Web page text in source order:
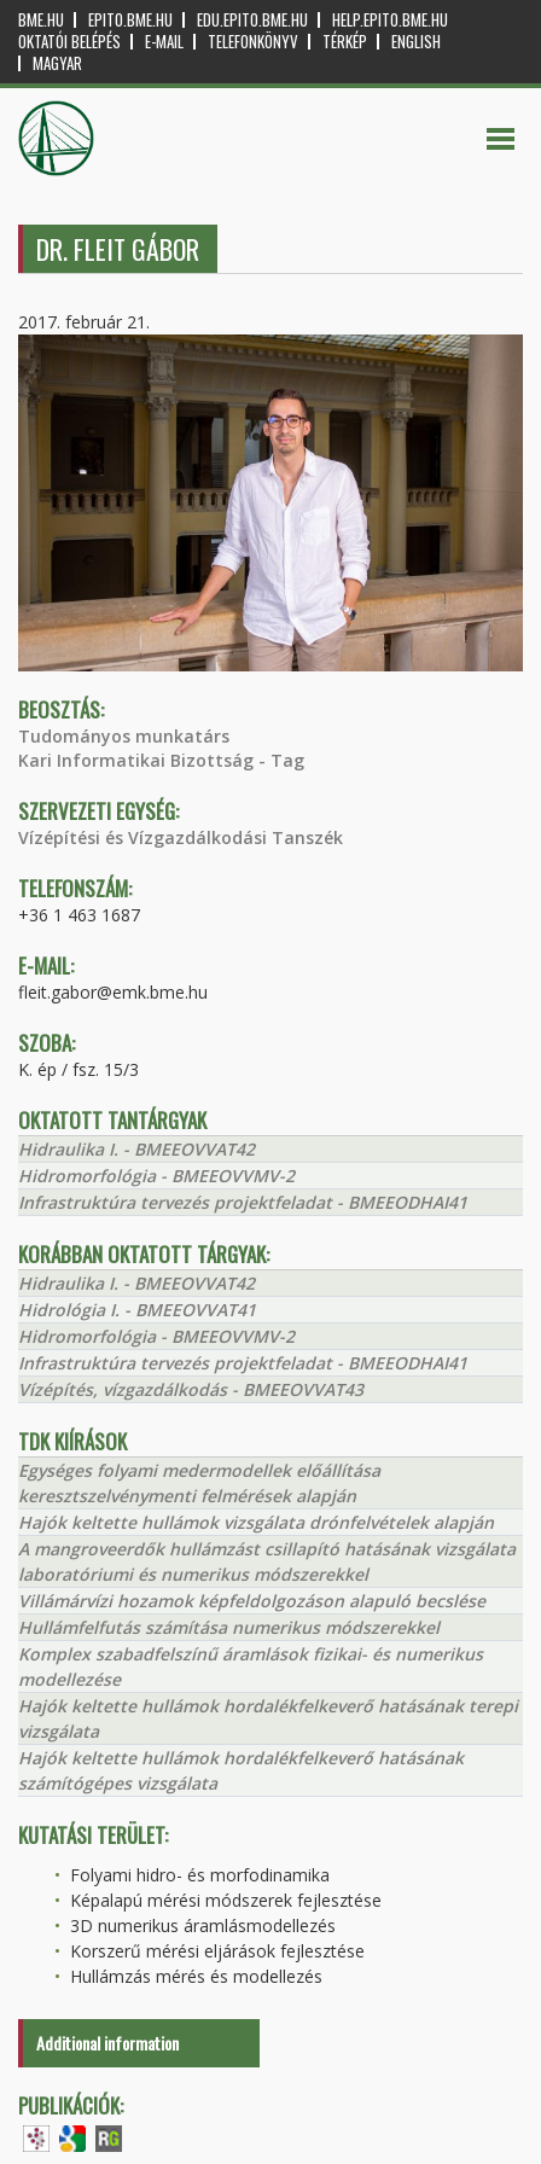
BME.HU EPITO.BME.HU EDU.EPITO.BME.HU
HELP.EPITO.BME.HU
OKTATÓI BELÉPÉS
E-MAIL TELEFONKÖNYV TÉRKÉP
ENGLISH
MAGYAR
DR. FLEIT GÁBOR
2017. február 21.
BEOSZTÁS:
Tudományos munkatárs
Kari Informatikai Bizottság - Tag
SZERVEZETI EGYSÉG:
Vízépítési és Vízgazdálkodási Tanszék
TELEFONSZÁM:
+36 1 463 1687
E-MAIL:
fleit.gabor@emk.bme.hu
SZOBA:
K. ép / fsz. 15/3
OKTATOTT TANTÁRGYAK
Hidraulika I. - BMEEOVVAT42
Hidromorfológia - BMEEOVVMV-2
Infrastruktúra tervezés projektfeladat - BMEEODHAI41
KORÁBBAN OKTATOTT TÁRGYAK:
Hidraulika I. - BMEEOVVAT42
Hidrológia I. - BMEEOVVAT41
Hidromorfológia - BMEEOVVMV-2
Infrastruktúra tervezés projektfeladat - BMEEODHAI41
Vízépítés, vízgazdálkodás - BMEEOVVAT43
TDK KIÍRÁSOK
Egységes folyami medermodellek előállítása
keresztszelvénymenti felmérések alapján
Hajók keltette hullámok vizsgálata drónfelvételek alapján
A mangroveerdők hullámzást csillapító hatásának vizsgálata
laboratóriumi és numerikus módszerekkel
Villámárvízi hozamok képfeldolgozáson alapuló becslése
Hullámfelfutás számítása numerikus módszerekkel
Komplex szabadfelszínű áramlások fizikai- és numerikus
modellezése
Hajók keltette hullámok hordalékfelkeverő hatásának terepi
vizsgálata
Hajók keltette hullámok hordalékfelkeverő hatásának
számítógépes vizsgálata
KUTATÁSI TERÜLET:
Folyami hidro- és morfodinamika
Képalapú mérési módszerek fejlesztése
3D numerikus áramlásmodellezés
Korszerű mérési eljárások fejlesztése
Hullámzás mérés és modellezés
Additional information
PUBLIKÁCIÓK: